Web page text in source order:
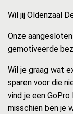
Wil jij Oldenzaal
Onze
gemotiveerde
Wil je graag wat
sparen voor die
vind je een
misschien ben je